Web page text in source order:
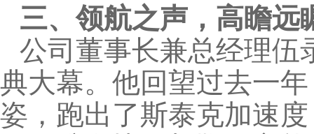
三、领航之声，高瞻远
公司董事长兼总经理伍
典大幕。他回望过去一
姿，跑出了斯泰克加速